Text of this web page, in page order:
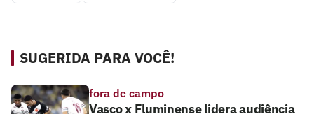
SUGERIDA PARA VOCÊ!
fora de campo
Vasco x Fluminense lidera audiência